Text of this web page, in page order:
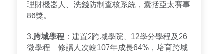
理財機器人、洗錢防制查核系統，囊括亞太賽事
86獎。
3.跨域學程 ：建置2跨域學院、12學分學程及26
微學程，修讀人次較107年成長64%，培育跨域